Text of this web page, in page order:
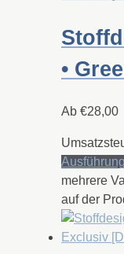
•
Ab €28,00
mehrere
auf der